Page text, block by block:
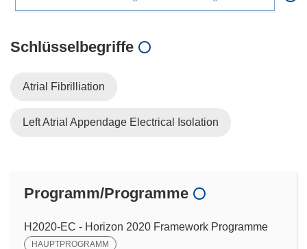
Schlüsselbegriffe
Atrial Fibrilliation
Left Atrial Appendage Electrical Isolation
Programm/Programme
H2020-EC - Horizon 2020 Framework Programme
HAUPTPROGRAMM